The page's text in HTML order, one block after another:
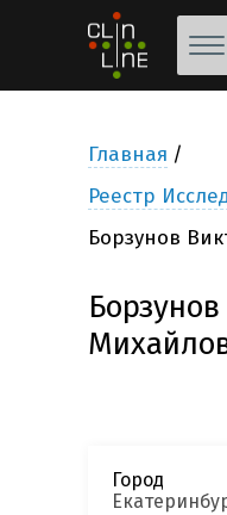
Главная
Реестр
Борзунов
Город